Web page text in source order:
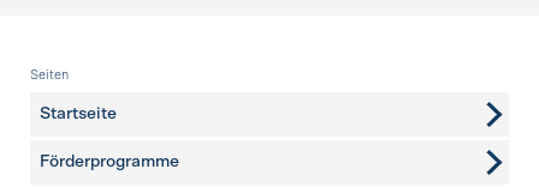
Fusszeile
Seiten
Startseite
Förderprogramme